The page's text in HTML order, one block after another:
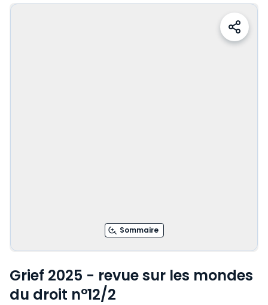
le sous-menu Vos métiers
Sommaire
Grief 2025 - revue sur les mondes
du droit n°12/2